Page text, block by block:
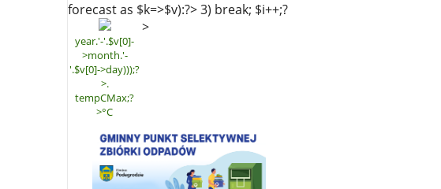
forecast as $k=>$v):?>3) break; $i++;?
>
year.'-'.$v[0]-
>month.'-
'.$v[0]->day)));?
>.
tempCMax;?
>°C